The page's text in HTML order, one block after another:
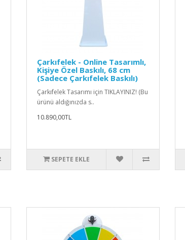
Çarkıfelek - Online Tasarımlı,
Kişiye Özel Baskılı, 68 cm
(Sadece Çarkıfelek Baskılı)
Çarkıfelek Tasarımı için TIKLAYINIZ! (Bu
ürünü aldığınızda s..
10.890,00TL
SEPETE EKLE